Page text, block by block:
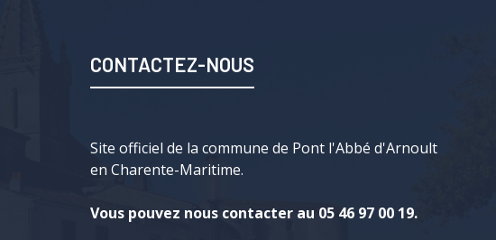
CONTACTEZ-NOUS
Site officiel de la commune de Pont l'Abbé d'Arnoult
en Charente-Maritime.
Vous pouvez nous contacter au 05 46 97 00 19.